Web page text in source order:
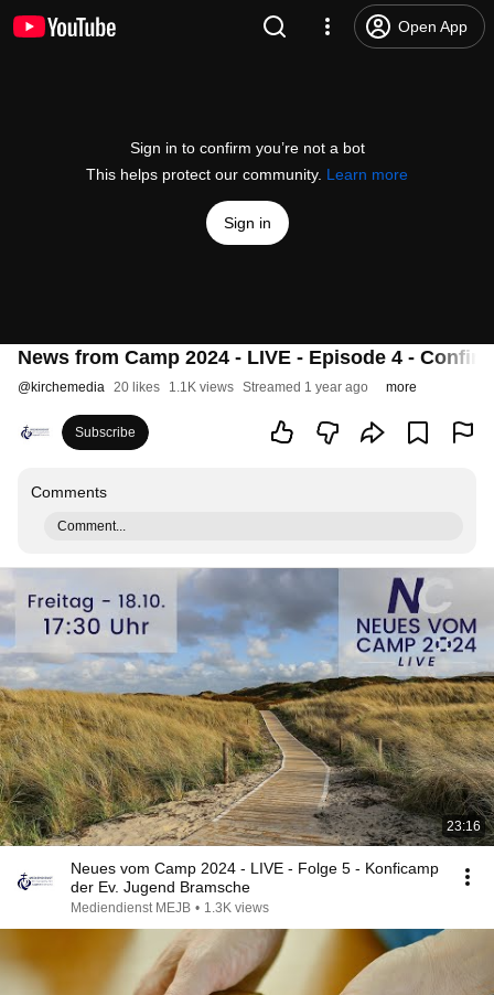
Open App
Sign in to confirm you’re not a bot
This helps protect our community. Learn more
Sign in
News from Camp 2024 - LIVE - Episode 4 -
@kirchemedia 20 likes 1.1K views Streamed 1 year ago more
Subscribe
Comments
Comment...
23:16
Neues vom Camp 2024 - LIVE - Folge 5 - Konficamp
der Ev. Jugend Bramsche
Mediendienst MEJB • 1.3K views